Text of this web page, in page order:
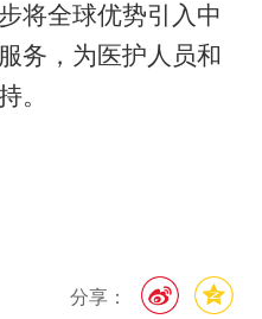
将全球优势引入中
务，为医护人员和
。
分享：